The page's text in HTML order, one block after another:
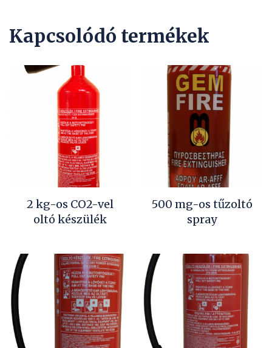
Kapcsolódó termékek
2 kg-os CO2-vel
oltó készülék
500 mg-os tűzoltó
spray